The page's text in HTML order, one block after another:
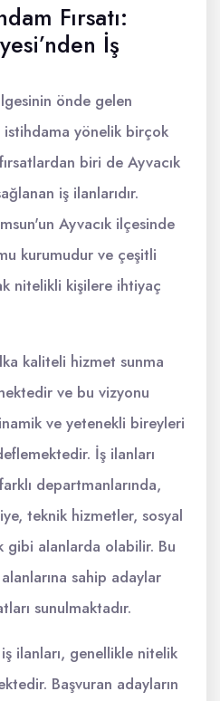
Fırsatı:
İş
önde gelen
yönelik birçok
biri de Ayvacık
iş ilanlarıdır.
Ayvacık ilçesinde
kurumudur ve çeşitli
nitelikli kişilere ihtiyaç
kaliteli hizmet sunma
ve bu vizyonu
ve yetenekli bireyleri
İş ilanları
departmanlarında,
teknik hizmetler, sosyal
gibi alanlarda olabilir. Bu
sahip adaylar
sunulmaktadır.
ilanları, genellikle nitelik
Başvuran adayların